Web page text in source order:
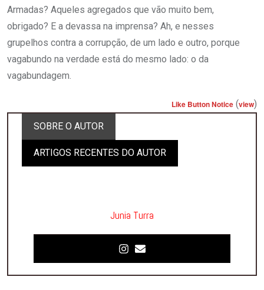
Armadas? Aqueles agregados que vão muito bem,
obrigado? E a devassa na imprensa? Ah, e nesses
grupelhos contra a corrupção, de um lado e outro, porque
vagabundo na verdade está do mesmo lado: o da
vagabundagem.
Like Button Notice (view)
SOBRE O AUTOR
ARTIGOS RECENTES DO AUTOR
Junia Turra